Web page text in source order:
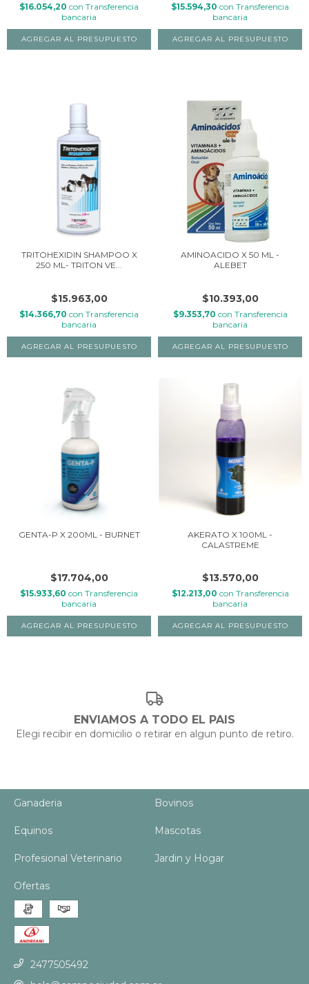
$16.054,20 con Transferencia
bancaria
$15.594,30 con Transferencia
bancaria
TRITOHEXIDIN SHAMPOO X
250 ML- TRITON VE...
$15.963,00
$14.366,70 con Transferencia
bancaria
AMINOACIDO X 50 ML -
ALEBET
$10.393,00
$9.353,70 con Transferencia
bancaria
GENTA-P X 200ML - BURNET
$17.704,00
$15.933,60 con Transferencia
bancaria
AKERATO X 100ML -
CALASTREME
$13.570,00
$12.213,00 con Transferencia
bancaria
ENVIAMOS A TODO EL PAIS
Elegi recibir en domicilio o retirar en algun punto de retiro.
Ganaderia Bovinos
Equinos Mascotas
Profesional Veterinario Jardin y Hogar
Ofertas
2477505492